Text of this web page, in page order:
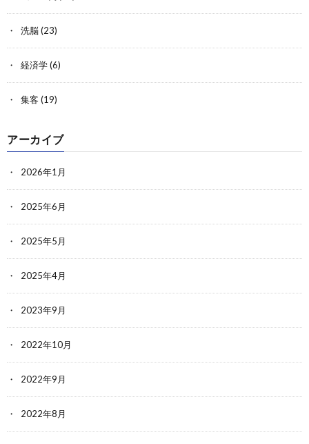
洗脳(23)
経済学(6)
集客 (19)
アーカイブ
2026年1月
2025年6月
2025年5月
2025年4月
2023年9月
2022年10月
2022年9月
2022年8月